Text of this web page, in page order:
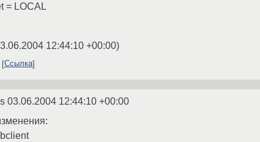
= LOCAL
12:44:10 +00:00)
Ссылка
03.06.2004 12:44:10 +00:00